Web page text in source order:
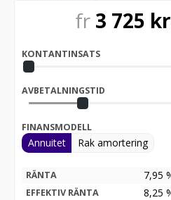
fr 3 725
KONTANTINSATS
AVBETALNINGSTID
FINANSMODELL
Annuitet Rak amortering
RÄNTA 7,95
EFFEKTIV RÄNTA 8,25